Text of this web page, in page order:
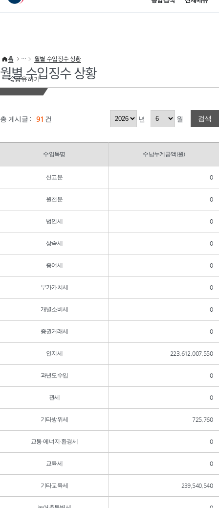
이 누리집은 대한민국 공식 전자정부 누리집입니다.
공유하기
홈 월별 수입징수 상황
월별 수입징수 상황
총 게시글 : 91 건 년 월 검색
수입목명 수납누계금액(원)
신고분 0
원천분 0
법인세 0
상속세 0
증여세 0
부가가치세 0
개별소비세 0
증권거래세 0
인지세 223,612,007,550
과년도수입 0
관세 0
기타방위세 725,760
교통·에너지·환경세 0
교육세 0
기타교육세 239,540,540